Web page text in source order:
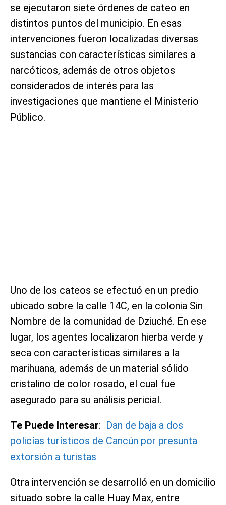
se ejecutaron siete órdenes de cateo en
distintos puntos del municipio. En esas
intervenciones fueron localizadas diversas
sustancias con características similares a
narcóticos, además de otros objetos
considerados de interés para las
investigaciones que mantiene el Ministerio
Público.
Uno de los cateos se efectuó en un predio
ubicado sobre la calle 14C, en la colonia Sin
Nombre de la comunidad de Dziuché. En ese
lugar, los agentes localizaron hierba verde y
seca con características similares a la
marihuana, además de un material sólido
cristalino de color rosado, el cual fue
asegurado para su análisis pericial.
Te Puede Interesar: Dan de baja a dos
policías turísticos de Cancún por presunta
extorsión a turistas
Otra intervención se desarrolló en un domicilio
situado sobre la calle Huay Max, entre